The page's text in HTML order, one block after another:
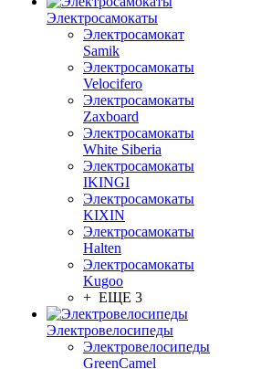
Электросамокаты
Электросамокат
Samik
Электросамокаты
Velocifero
Электросамокаты
Zaxboard
Электросамокаты
White Siberia
Электросамокаты
IKINGI
Электросамокаты
KIXIN
Электросамокаты
Halten
Электросамокаты
Kugoo
+ ЕЩЕ 3
Электровелосипеды
Электровелосипеды
GreenCamel